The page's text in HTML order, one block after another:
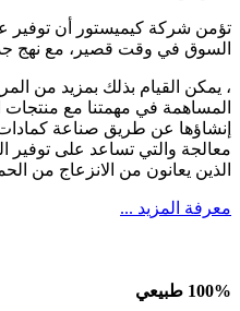
تؤمن شركة كيميستور أن توفير
السوق في وقت قصير، مع نهج
، يمكن القيام بذلك بمزيد من
المساهمة في مهمتنا مع منتجات
إنشاؤها عن طريق صناعة كمادات
معالجة والتي تساعد على توفير
الذين يعانون من الانزعاج من
معرفة المزيد ...
100% طبيعي